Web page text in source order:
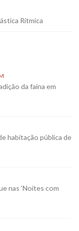
Rítmica
da faina em
habitação pública de
nas ‘Noites com